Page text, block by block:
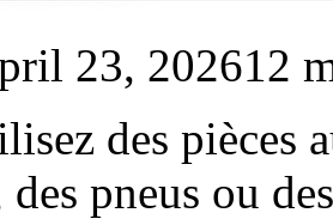
23, 202612
des pièces
pneus ou